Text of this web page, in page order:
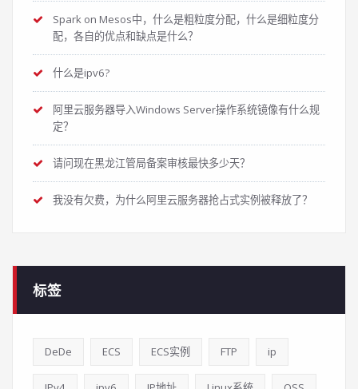
Spark on Mesos中，什么是粗粒度分配，什么是细粒度分
配，各自的优点和缺点是什么？
什么是ipv6?
阿里云服务器导入Windows Server操作系统镜像有什么规
定？
请问现在黑龙江管局备案审核最快多少天？
我没有欠费，为什么阿里云服务器抢占式实例被释放了？
标签
DeDe ECS ECS实例 FTP ip